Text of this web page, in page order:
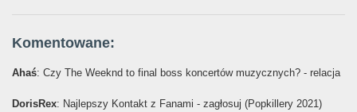
Komentowane:
Ahaś: Czy The Weeknd to final boss koncertów muzycznych? - relacja
DorisRex: Najlepszy Kontakt z Fanami - zagłosuj (Popkillery 2021)